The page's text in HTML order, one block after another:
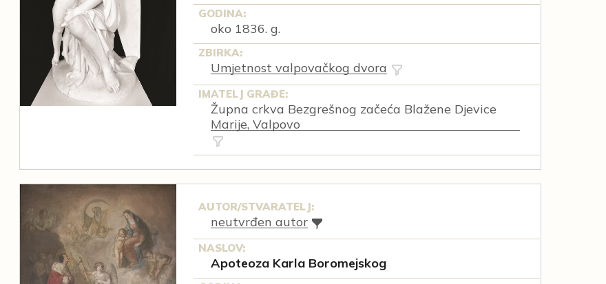
GODINA:
oko 1836. g.
ZBIRKA:
Umjetnost valpovačkog dvora
IMATELJ GRAĐE:
Župna crkva Bezgrešnog začeća Blažene Djevice
Marije, Valpovo
AUTOR/STVARATELJ:
neutvrđen autor
NASLOV:
Apoteoza Karla Boromejskog